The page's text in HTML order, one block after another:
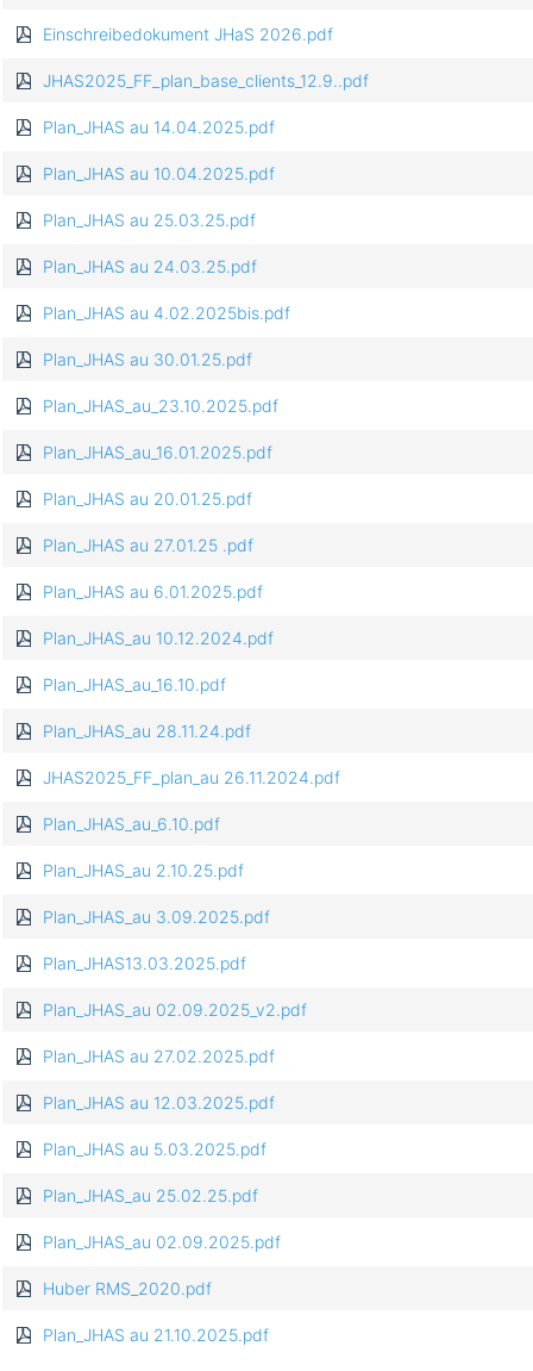
Einschreibedokument JHaS 2026.pdf
JHAS2025_FF_plan_base_clients_12.9..pdf
Plan_JHAS au 14.04.2025.pdf
Plan_JHAS au 10.04.2025.pdf
Plan_JHAS au 25.03.25.pdf
Plan_JHAS au 24.03.25.pdf
Plan_JHAS au 4.02.2025bis.pdf
Plan_JHAS au 30.01.25.pdf
Plan_JHAS_au_23.10.2025.pdf
Plan_JHAS_au_16.01.2025.pdf
Plan_JHAS au 20.01.25.pdf
Plan_JHAS au 27.01.25 .pdf
Plan_JHAS au 6.01.2025.pdf
Plan_JHAS_au 10.12.2024.pdf
Plan_JHAS_au_16.10.pdf
Plan_JHAS_au 28.11.24.pdf
JHAS2025_FF_plan_au 26.11.2024.pdf
Plan_JHAS_au_6.10.pdf
Plan_JHAS_au 2.10.25.pdf
Plan_JHAS_au 3.09.2025.pdf
Plan_JHAS13.03.2025.pdf
Plan_JHAS_au 02.09.2025_v2.pdf
Plan_JHAS au 27.02.2025.pdf
Plan_JHAS au 12.03.2025.pdf
Plan_JHAS au 5.03.2025.pdf
Plan_JHAS_au 25.02.25.pdf
Plan_JHAS_au 02.09.2025.pdf
Huber RMS_2020.pdf
Plan_JHAS au 21.10.2025.pdf